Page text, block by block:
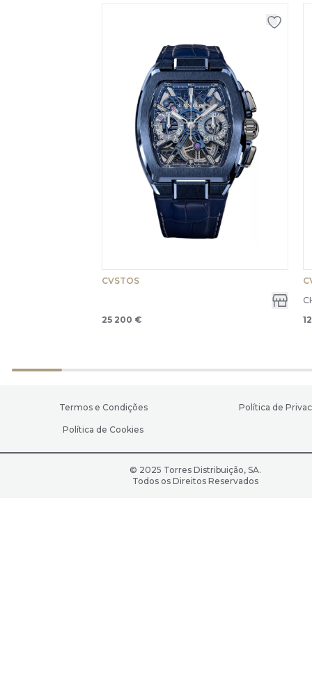
CVSTOS
25 200 €
Termos e Condições Política de
Política de Cookies
© 2025 Torres Distribuição, SA.
Todos os Direitos Reservados